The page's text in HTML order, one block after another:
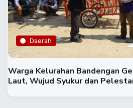
Daerah
Warga Kelurahan Bandengan
Laut, Wujud Syukur dan